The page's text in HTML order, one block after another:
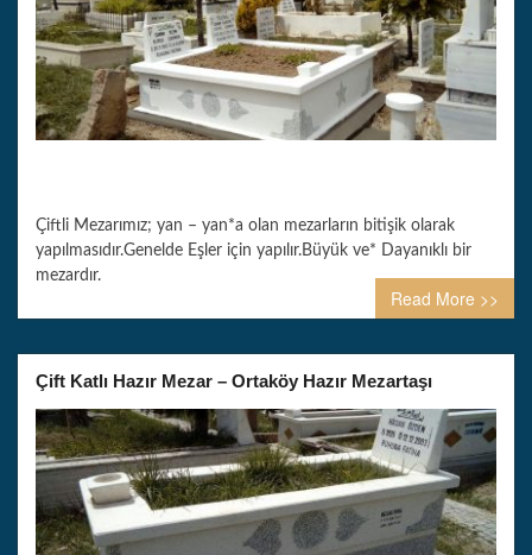
Çiftli Mezarımız; yan – yan*a olan mezarların bitişik olarak
yapılmasıdır.Genelde Eşler için yapılır.Büyük ve* Dayanıklı bir
mezardır.
Read More >>
Çift Katlı Hazır Mezar – Ortaköy Hazır Mezartaşı